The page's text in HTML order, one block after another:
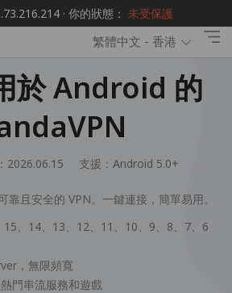
· 你的狀態： 未受保護
繁體中文 - 香港
於 Android 的
2026.06.15 支援： Android 5.0+
且安全的 VPN。一鍵連接，簡單易用。
、14、13、12、11、10、9、8、7、6
，無限頻寬
門串流服務和遊戲